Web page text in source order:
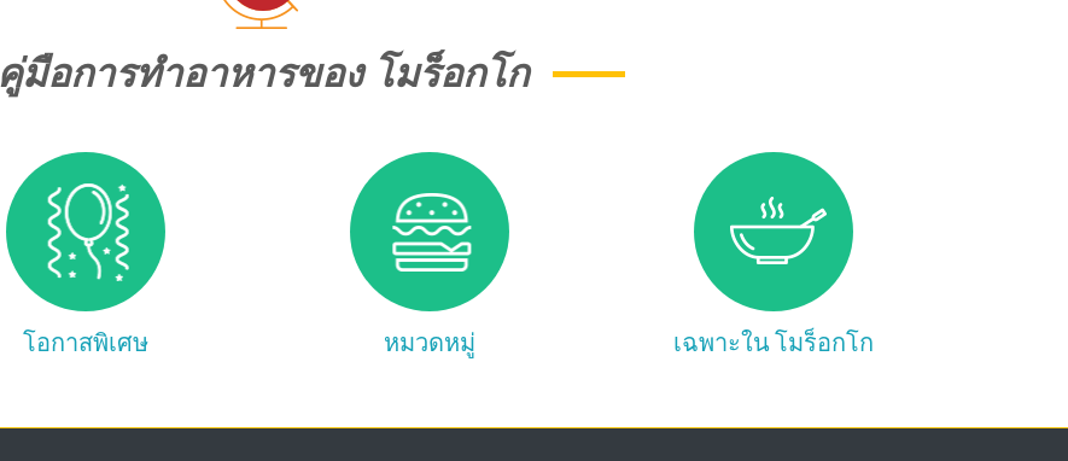
คู่มือการทำอาหารของ โมร็อกโก
โอกาสพิเศษ หมวดหมู่ เฉพาะใน โมร็อกโก